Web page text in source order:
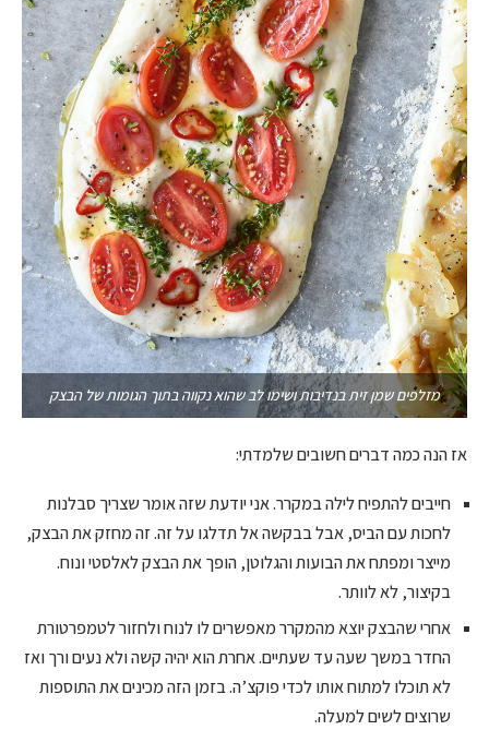
מזלפים שמן זית בנדיבות ושימו לב שהוא נקווה בתוך הגומות של הבצק
אז הנה כמה דברים חשובים שלמדתי:
חייבים להתפיח לילה במקרר. אני יודעת שזה אומר שצריך סבלנות
לחכות עם הביס, אבל בבקשה אל תדלגו על זה. זה מחזק את הבצק,
מייצר ומפתח את הבועות והגלוטן, הופך את הבצק לאלסטי ונוח.
בקיצור, לא לוותר.
אחרי שהבצק יוצא מהמקרר מאפשרים לו לנוח ולחזור לטמפרטורת
החדר במשך שעה עד שעתיים. אחרת הוא יהיה קשה ולא נעים ורך ואז
לא תוכלו למתוח אותו לכדי פוקצ’ה. בזמן הזה מכינים את התוספות
שרוצים לשים למעלה.